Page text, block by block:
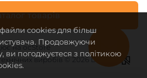
товарів
наocStore
виробів © 2026 Design -
cookies для більш
Продовжуючи
ви погоджуєтеся з політикою